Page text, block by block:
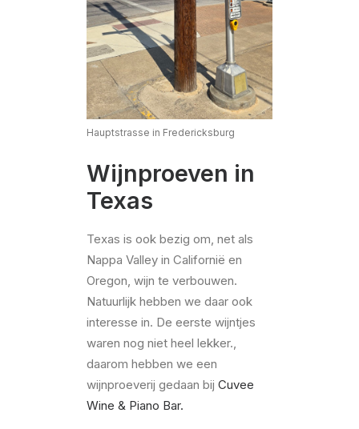
Hauptstrasse in Fredericksburg
Wijnproeven in
Texas
Texas is ook bezig om, net als
Nappa Valley in Californië en
Oregon, wijn te verbouwen.
Natuurlijk hebben we daar ook
interesse in. De eerste wijntjes
waren nog niet heel lekker.,
daarom hebben we een
wijnproeverij gedaan bij Cuvee
Wine & Piano Bar.